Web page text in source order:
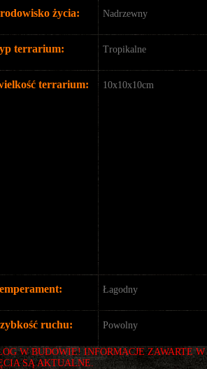
życia: Nadrzewny
terrarium: Tropikalne
terrarium: 10x10x10cm
Łagodny
ruchu: Powolny
W BUDOWIE! INFORMACJE ZAWARTE
SĄ AKTUALNE.